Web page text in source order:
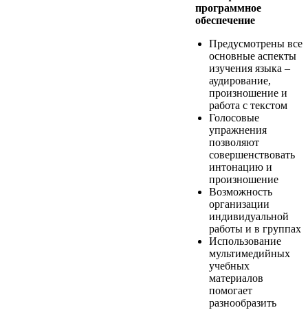
программное
обеспечение
Предусмотрены все
основные аспекты
изучения языка –
аудирование,
произношение и
работа с текстом
Голосовые
упражнения
позволяют
совершенствовать
интонацию и
произношение
Возможность
организации
индивидуальной
работы и в группах
Использование
мультимедийных
учебных
материалов
помогает
разнообразить